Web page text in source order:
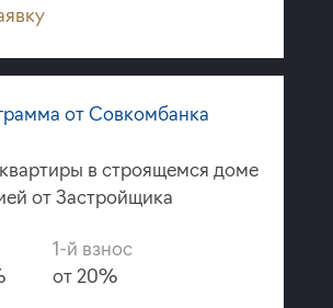
от Совкомбанка
в строящемся доме
от Застройщика
1-й взнос
от 20%